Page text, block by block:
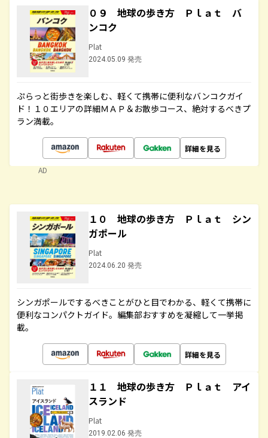
０９ 地球の歩き方 Ｐｌａｔ バ
ンコク
Plat
2024.05.09 発売
ぷらっと街歩きを楽しむ、軽くて携帯に便利なバンコクガイ
ド！１０エリアの詳細ＭＡＰ＆お散歩コース、絶対するべきプ
ラン満載。
詳細を見る
AD
１０ 地球の歩き方 Ｐｌａｔ シン
ガポール
Plat
2024.06.20 発売
シンガポールでするべきことがひと目でわかる、軽くて携帯に
便利なコンパクトガイド。編集部おすすめを凝縮して一挙掲
載。
詳細を見る
１１ 地球の歩き方 Ｐｌａｔ アイ
スランド
Plat
2019.02.06 発売